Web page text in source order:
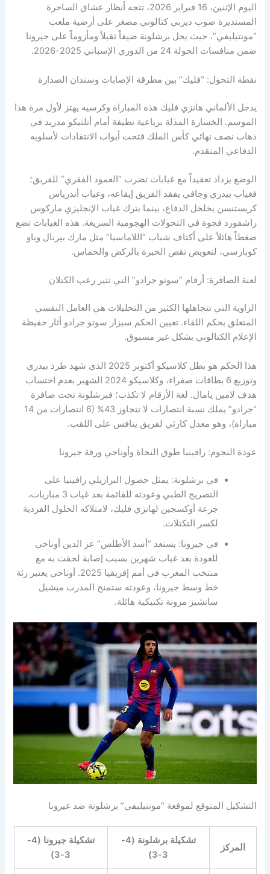
اليوم الإثنين، 16 فبراير 2026، تتجه أنظار عشاق الساحرة
المستديرة صوب ديربي كتالوني مصغر على أرضية ملعب
“مونتيليفي”، حيث يحل برشلونة ضيفاً ثقيلاً ومأزوماً على جيرونا
ضمن منافسات الجولة 24 من الدوري الإسباني 2025-2026.
نقطة التحول: “فليك” بين مطرقة الإصابات وسندان الصدارة
يدخل الألماني هانزي فليك هذه المباراة وكرسيه يهتز لأول مرة هذا
الموسم. الخسارة المذلة برباعية نظيفة أمام أتلتيكو مدريد في
ذهاب نصف نهائي كأس الملك فتحت أبواب الانتقادات لأسلوبه
الدفاعي المتقدم.
الوضع يزداد تعقيداً مع غيابات تضرب “العمود الفقري” للفريق؛
فغياب بيدري وجافي يفقد الفريق إيقاعه، وغياب أندرياس
كريستنسن يخلخل الدفاع، بينما يترك غياب الإنجليزي ماركوس
راشفورد فجوة في التحولات الهجومية السريعة. هذه الغيابات تضع
ضغطاً هائلاً على أكتاف شباب “اللاماسيا” مثل مارك بيرنال وباو
كوبارسي، لتعويض نقص الخبرة بالركض والحماس.
لعنة الصافرة: أرقام “سوتو جرادو” التي تثير رعب الكتلان
الزاوية التي تتجاهلها الكثير من التحليلات هي العامل النفسي
المتعلق بحكم اللقاء. تعيين الحكم سيزار سوتو جرادو أثار حفيظة
الإعلام الكتالوني بشكل غير مسبوق.
هذا الحكم هو بطل كلاسيكو أكتوبر 2025 الذي شهد طرد بيدري
وتوزيع 6 بطاقات صفراء، وكلاسيكو 2024 الشهير بعدم احتساب
هدف لامين يامال. لغة الأرقام لا تكذب؛ فبرشلونة تحت صافرة
“جرادو” يملك نسبة انتصارات لا تتجاوز 43% (6 انتصارات من 14
مباراة)، وهو معدل كارثي لفريق ينافس على اللقب.
عودة النجوم: رافينيا طوق النجاة وأوناحي ورقة جيرونا
في برشلونة: يمثل حصول البرازيلي رافينيا على
التصريح الطبي وعودته للقائمة بعد غياب 3 مباريات،
جرعة أوكسجين لهانزي فليك، لامتلاكه الحلول الفردية
لكسر التكتلات.
في جيرونا: يستعد “أسد الأطلس” عز الدين أوناحي
للعودة بعد غياب شهرين بسبب إصابة لحقت به مع
منتخب المغرب في أمم إفريقيا 2025. أوناحي يعتبر رئة
خط وسط جيرونا، وعودته ستمنح المدرب ميشيل
سانشيز مرونة تكتيكية هائلة.
التشكيل المتوقع لموقعة “مونتيليفي” برشلونة ضد غيرونا
المركز
تشكيلة برشلونة (4-
3-3)
تشكيلة جيرونا (4-
3-3)